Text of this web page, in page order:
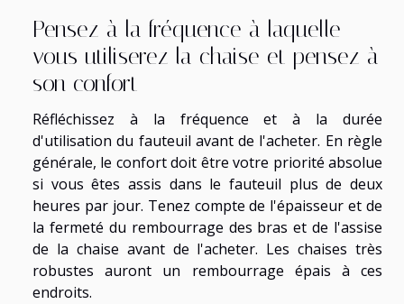
Pensez à la fréquence à laquelle
vous utiliserez la chaise et pensez à
son confort
Réfléchissez à la fréquence et à la durée
d'utilisation du fauteuil avant de l'acheter. En règle
générale, le confort doit être votre priorité absolue
si vous êtes assis dans le fauteuil plus de deux
heures par jour. Tenez compte de l'épaisseur et de
la fermeté du rembourrage des bras et de l'assise
de la chaise avant de l'acheter. Les chaises très
robustes auront un rembourrage épais à ces
endroits.